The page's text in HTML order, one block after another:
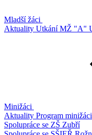
Mladší žáci
Aktuality Utkání MŽ "A"
Minižáci
Aktuality Program minižáci
Spolupráce se ZŠ Zubří